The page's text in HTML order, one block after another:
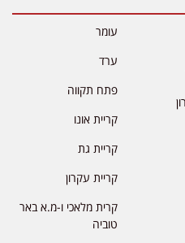
עומר
ערד
פתח תקווה
קריית אונו
קריית גת
קריית עקרון
קרית מלאכי ו-מ.א באר
טוביה